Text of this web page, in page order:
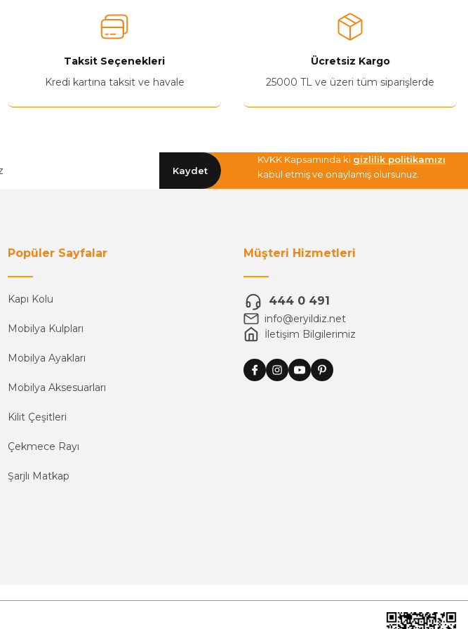
Taksit Seçenekleri
Kredi kartına taksit ve havale
Ücretsiz Kargo
25000 TL ve üzeri tüm siparişlerde
Kaydet
KVKK Kapsamında ki gizlilik politikamızı
kabul etmiş ve onaylamış olursunuz.
Popüler Sayfalar
Kapı Kolu
Mobilya Kulpları
Mobilya Ayakları
Mobilya Aksesuarları
Kilit Çeşitleri
Çekmece Rayı
Şarjlı Matkap
Müşteri Hizmetleri
444 0 491
info@eryildiz.net
İletişim Bilgilerimiz